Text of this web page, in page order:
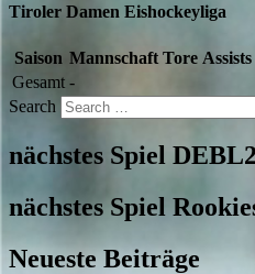
Tiroler Damen Eishockeyliga
Saison Mannschaft Tore Assists
Gesamt -
Search
nächstes Spiel DEBL2
nächstes Spiel
Neueste Beiträge